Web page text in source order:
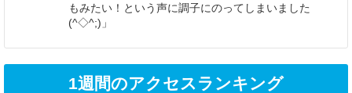
もみたい！という声に調子にのってしまいました
(^◇^;)」
1週間のアクセスランキング